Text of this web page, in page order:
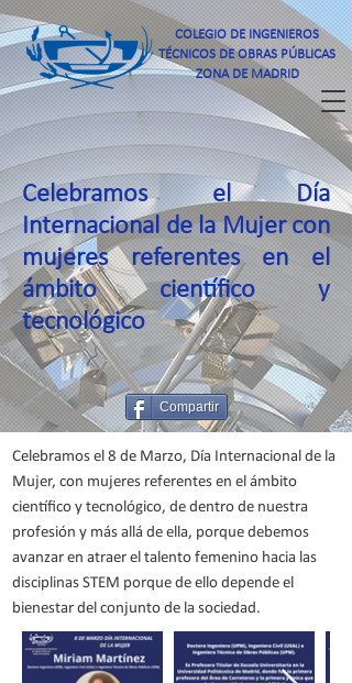
COLEGIO DE INGENIEROS
TÉCNICOS DE OBRAS PÚBLICAS
ZONA DE MADRID
Celebramos el Día
Internacional de la Mujer con
mujeres referentes en el
ámbito científico y
tecnológico
Compartir
Celebramos el 8 de Marzo, Día Internacional de la
Mujer, con mujeres referentes en el ámbito
científico y tecnológico, de dentro de nuestra
profesión y más allá de ella, porque debemos
avanzar en atraer el talento femenino hacia las
disciplinas STEM porque de ello depende el
bienestar del conjunto de la sociedad.